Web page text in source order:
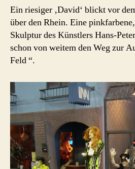
Ein riesiger ‚David‘ blickt vor
über den Rhein. Eine
Skulptur des Künstlers Hans-
schon von weitem den Weg zur
Feld “.